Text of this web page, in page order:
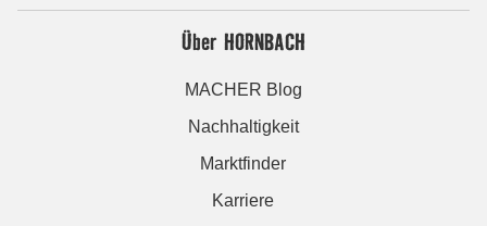
Über HORNBACH
MACHER Blog
Nachhaltigkeit
Marktfinder
Karriere